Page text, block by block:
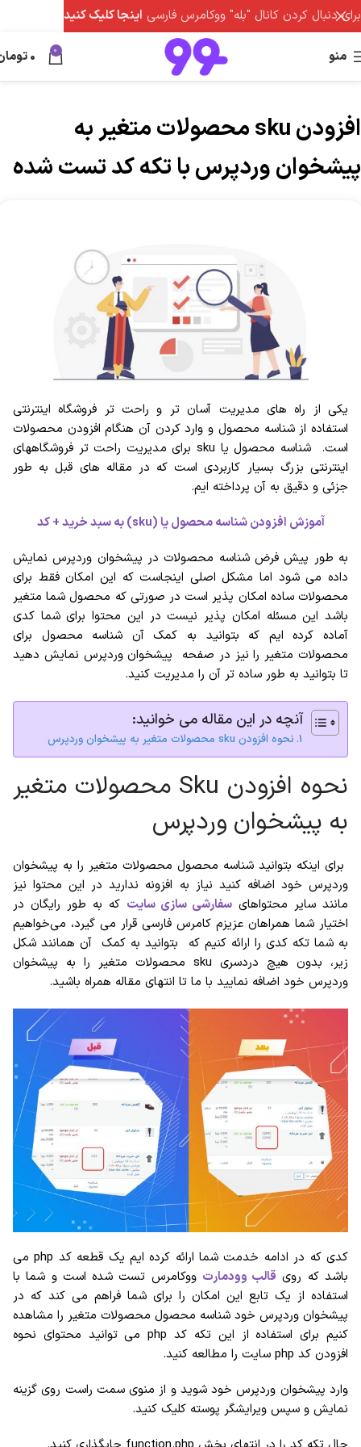
منو 0
0
افزودن sku محصولات متغیر به
پیشخوان وردپرس با تکه کد تست شده
یکی از راه های مدیریت آسان تر و راحت تر فروشگاه اینترنتی
استفاده از شناسه محصول و وارد کردن آن هنگام افزودن محصولات
است. شناسه محصول یا sku برای مدیریت راحت تر فروشگاههای
اینترنتی بزرگ بسیار کاربردی است که در مقاله های قبل به طور
جزئی و دقیق به آن پرداخته ایم.
آموزش افزودن شناسه محصول یا (sku) به سبد خرید + کد
به طور پیش فرض شناسه محصولات در پیشخوان وردپرس نمایش
داده می شود اما مشکل اصلی اینجاست که این امکان فقط برای
محصولات ساده امکان پذیر است در صورتی که محصول شما متغیر
باشد این مسئله امکان پذیر نیست در این محتوا برای شما کدی
آماده کرده ایم که بتوانید به کمک آن شناسه محصول برای
محصولات متغیر را نیز در صفحه پیشخوان وردپرس نمایش دهید
تا بتوانید به طور ساده تر آن را مدیریت کنید.
آنچه در این مقاله می خوانید:
نحوه افزودن sku محصولات متغیر به پیشخوان وردپرس
نحوه افزودن Sku محصولات متغیر
به پیشخوان وردپرس
برای اینکه بتوانید شناسه محصول محصولات متغیر را به پیشخوان
وردپرس خود اضافه کنید نیاز به افزونه ندارید در این محتوا نیز
مانند سایر محتواهای سفارشی سازی سایت که به طور رایگان در
اختیار شما همراهان عزیزم کامرس فارسی قرار می گیرد، می‌خواهیم
به شما تکه کدی را ارائه کنیم که بتوانید به کمک آن همانند شکل
زیر، بدون هیچ دردسری sku محصولات متغیر را به پیشخوان
وردپرس خود اضافه نمایید با ما تا انتهای مقاله همراه باشید.
کدی که در ادامه خدمت شما ارائه کرده ایم یک قطعه کد php می
باشد که روی قالب وودمارت ووکامرس تست شده است و شما با
استفاده از یک تابع این امکان را برای شما فراهم می کند که در
پیشخوان وردپرس خود شناسه محصول محصولات متغیر را مشاهده
کنیم برای استفاده از این تکه کد php می توانید محتوای نحوه
افزودن کد php سایت را مطالعه کنید.
وارد پیشخوان وردپرس خود شوید و از منوی سمت راست روی گزینه
نمایش و سپس ویرایشگر پوسته کلیک کنید.
برای دنبال کردن کانال "بله" ووکامرس فارسی اینجا کلیک کنید